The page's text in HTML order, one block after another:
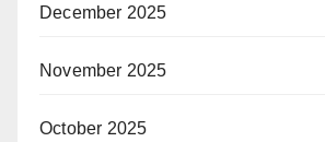
December 2025
November 2025
October 2025